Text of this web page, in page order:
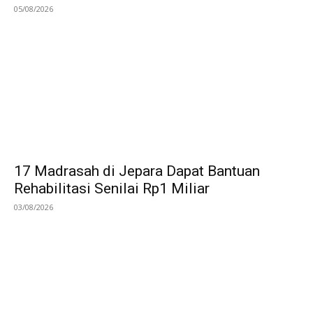
05/08/2026
17 Madrasah di Jepara Dapat Bantuan
Rehabilitasi Senilai Rp1 Miliar
03/08/2026